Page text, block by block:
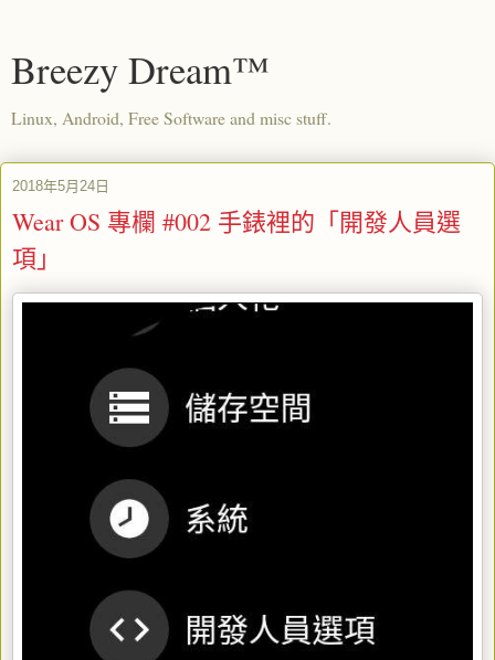
Breezy Dream™
Linux, Android, Free Software and misc stuff.
2018年5月24日
Wear OS 專欄 #002 手錶裡的「開發人員選
項」